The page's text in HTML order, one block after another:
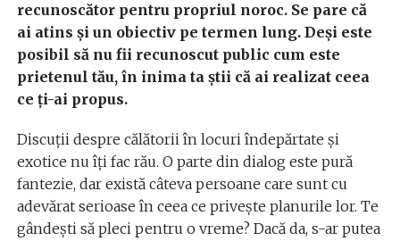
recunoscător pentru propriul noroc. Se pare că
ai atins și un obiectiv pe termen lung. Deși este
posibil să nu fii recunoscut public cum este
prietenul tău, în inima ta știi că ai realizat ceea
ce ți-ai propus.
Discuții despre călătorii în locuri îndepărtate și
exotice nu îți fac rău. O parte din dialog este pură
fantezie, dar există câteva persoane care sunt cu
adevărat serioase în ceea ce privește planurile lor. Te
gândești să pleci pentru o vreme? Dacă da, s-ar putea